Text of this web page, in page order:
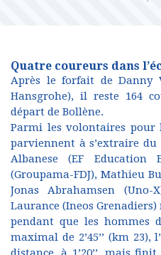
Quatre coureurs dans
Après le forfait de Danny
Hansgrohe), il reste 164
départ de Bollène.
Parmi les volontaires pour
parviennent à s’extraire
Albanese (EF Education
(Groupama-FDJ), Mathieu
Jonas Abrahamsen
Laurance (Ineos
pendant que les hommes
maximal de 2’45’’ (km